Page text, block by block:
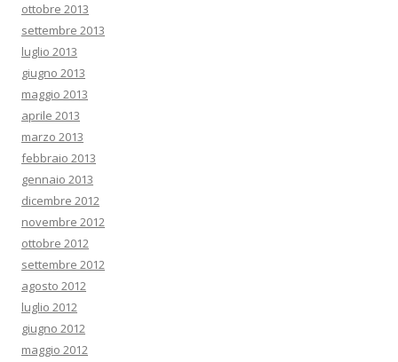
ottobre 2013
settembre 2013
luglio 2013
giugno 2013
maggio 2013
aprile 2013
marzo 2013
febbraio 2013
gennaio 2013
dicembre 2012
novembre 2012
ottobre 2012
settembre 2012
agosto 2012
luglio 2012
giugno 2012
maggio 2012